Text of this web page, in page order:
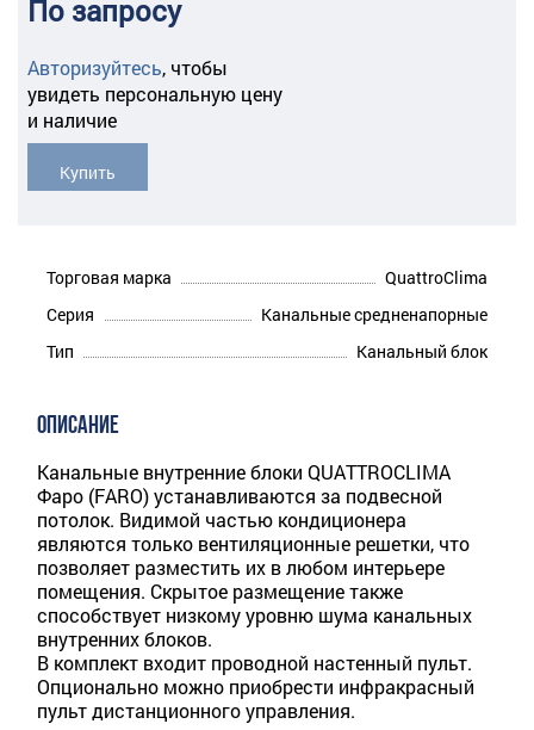
По запросу
Авторизуйтесь, чтобы
увидеть персональную цену
и наличие
Купить
Торговая марка
QuattroClima
Серия
Канальные средненапорные
Тип
Канальный блок
ОПИСАНИЕ
Канальные внутренние блоки QUATTROCLIMA
Фаро (FARO) устанавливаются за подвесной
потолок. Видимой частью кондиционера
являются только вентиляционные решетки, что
позволяет разместить их в любом интерьере
помещения. Скрытое размещение также
способствует низкому уровню шума канальных
внутренних блоков.
В комплект входит проводной настенный пульт.
Опционально можно приобрести инфракрасный
пульт дистанционного управления.